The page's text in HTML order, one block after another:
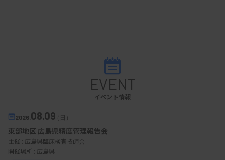
EVENT
イベント情報
2026. 08.09 （日）
東部地区 広島県精度管理報告会
主催 : 広島県臨床検査技師会
開催場所 : 広島県